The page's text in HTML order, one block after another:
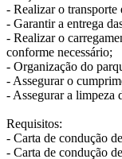
- Realizar o transporte
- Garantir a entrega
- Realizar o
conforme necessário;
- Organização do
- Assegurar o
- Assegurar a limpeza
Requisitos:
- Carta de condução
- Carta de condução